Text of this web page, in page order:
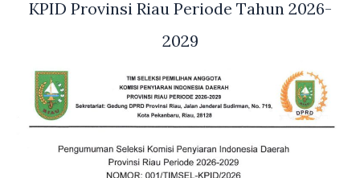
KPID Provinsi Riau Periode Tahun 2026-
2029